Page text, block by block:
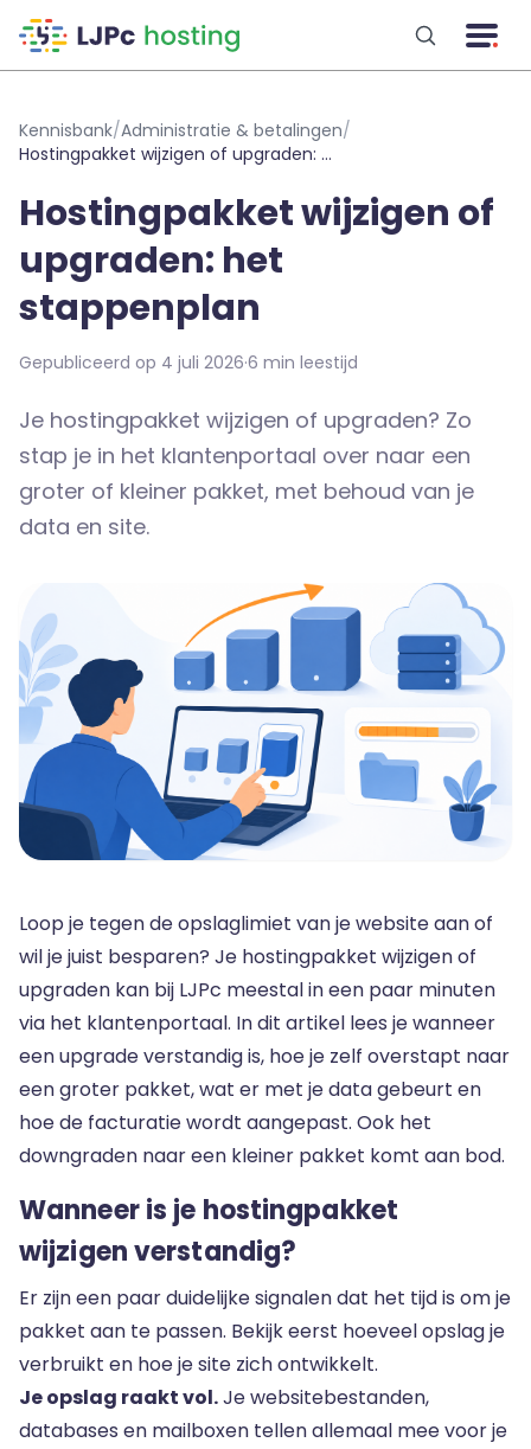
Kennisbank/Administratie & betalingen/
Hostingpakket wijzigen of upgraden: het stappenplan
Hostingpakket wijzigen of
upgraden: het
stappenplan
Gepubliceerd op 4 juli 2026·6 min leestijd
Je hostingpakket wijzigen of upgraden? Zo
stap je in het klantenportaal over naar een
groter of kleiner pakket, met behoud van je
data en site.
Loop je tegen de opslaglimiet van je website aan of
wil je juist besparen? Je hostingpakket wijzigen of
upgraden kan bij LJPc meestal in een paar minuten
via het klantenportaal. In dit artikel lees je wanneer
een upgrade verstandig is, hoe je zelf overstapt naar
een groter pakket, wat er met je data gebeurt en
hoe de facturatie wordt aangepast. Ook het
downgraden naar een kleiner pakket komt aan bod.
Wanneer is je hostingpakket
wijzigen verstandig?
Er zijn een paar duidelijke signalen dat het tijd is om je
pakket aan te passen. Bekijk eerst hoeveel opslag je
verbruikt en hoe je site zich ontwikkelt.
Je opslag raakt vol.Je websitebestanden,
databases en mailboxen tellen allemaal mee voor je